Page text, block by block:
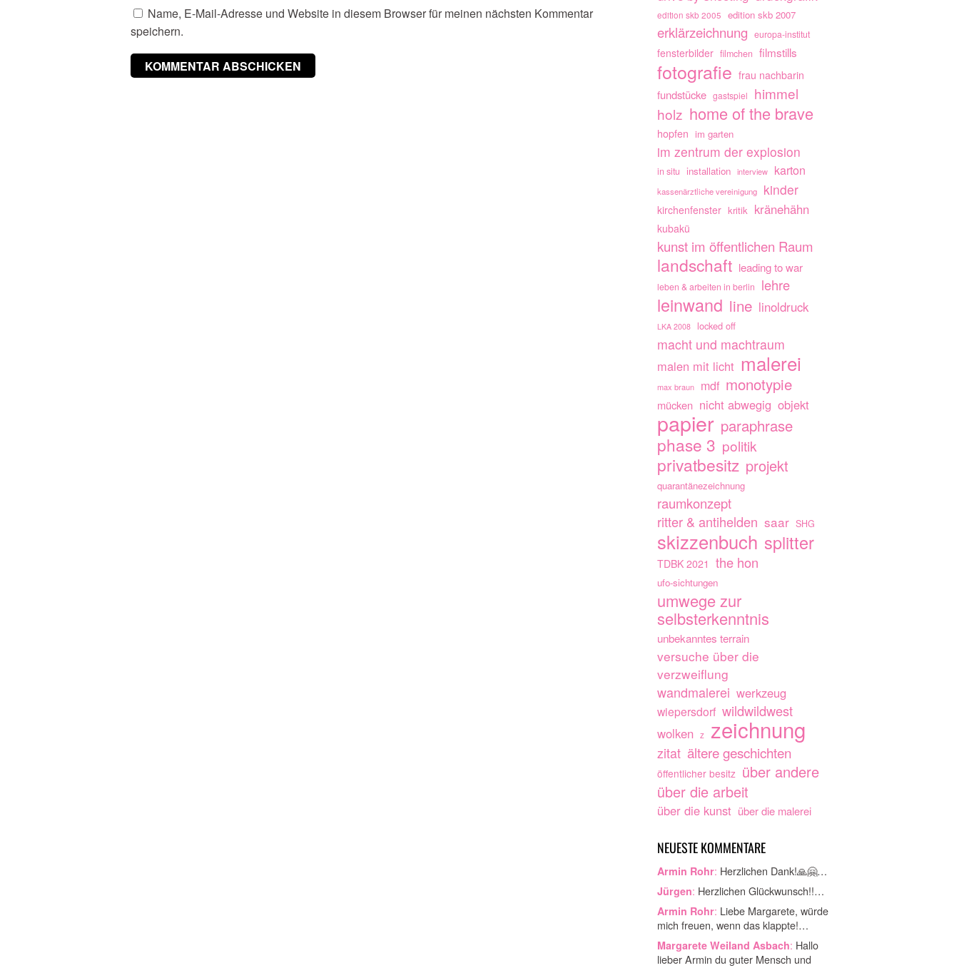
Name, E-Mail-Adresse und Website in diesem Browser für meinen nächsten Kommentar
speichern.
edition skb 2005 edition skb 2007
erklärzeichnung europa-institut
fensterbilder filmchen filmstills
fotografie frau nachbarin
fundstücke gastspiel
himmel
holz home of the brave
hopfen im garten
im zentrum der explosion
in situ installation interview karton
kassenärztliche vereinigung kinder
kirchenfenster kritik kränehähn
kubakü
kunst im öffentlichen Raum
landschaft leading to war
leben & arbeiten in berlin lehre
leinwand line linoldruck
LKA 2008 locked off
macht und machtraum
malen mit licht malerei
max braun mdf monotypie
mücken nicht abwegig objekt
papier paraphrase
phase 3 politik
privatbesitz projekt
quarantänezeichnung
raumkonzept
ritter & antihelden saar SHG
skizzenbuch splitter
TDBK 2021 the hon
ufo-sichtungen
umwege zur
selbsterkenntnis
unbekanntes terrain
versuche über die
verzweiflung
wandmalerei werkzeug
wiepersdorf wildwildwest
wolken z zeichnung
zitat ältere geschichten
öffentlicher besitz über andere
über die arbeit
über die kunst über die malerei
NEUESTE KOMMENTARE
Armin Rohr: Herzlichen Dank!🙏🤗…
Jürgen: Herzlichen Glückwunsch!!…
Armin Rohr: Liebe Margarete, würde
mich freuen, wenn das klappte!…
Margarete Weiland Asbach: Hallo
lieber Armin du guter Mensch und